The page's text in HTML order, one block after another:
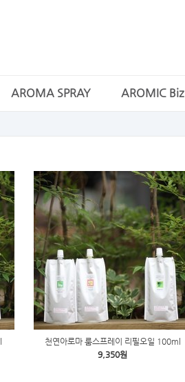
AROMA SPRAY AROMIC Biz
천연아로마 룸스프레이 리필오일 100ml
9,350원